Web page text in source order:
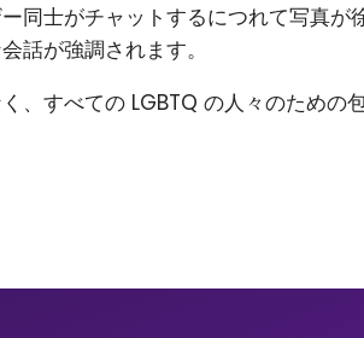
同士がチャットするにつれて写真が
話が強調されます。
、すべての LGBTQ の人々のための